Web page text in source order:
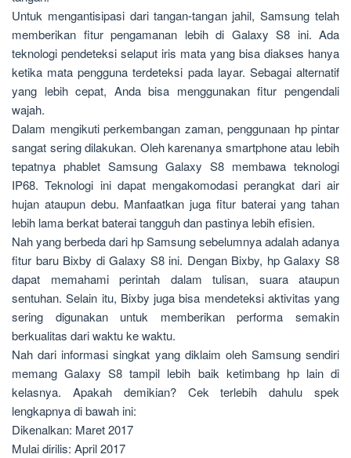
Untuk mengantisipasi dari tangan-tangan jahil, Samsung telah
memberikan fitur pengamanan lebih di Galaxy S8 ini. Ada
teknologi pendeteksi selaput iris mata yang bisa diakses hanya
ketika mata pengguna terdeteksi pada layar. Sebagai alternatif
yang lebih cepat, Anda bisa menggunakan fitur pengendali
wajah.
Dalam mengikuti perkembangan zaman, penggunaan hp pintar
sangat sering dilakukan. Oleh karenanya smartphone atau lebih
tepatnya phablet Samsung Galaxy S8 membawa teknologi
IP68. Teknologi ini dapat mengakomodasi perangkat dari air
hujan ataupun debu. Manfaatkan juga fitur baterai yang tahan
lebih lama berkat baterai tangguh dan pastinya lebih efisien.
Nah yang berbeda dari hp Samsung sebelumnya adalah adanya
fitur baru Bixby di Galaxy S8 ini. Dengan Bixby, hp Galaxy S8
dapat memahami perintah dalam tulisan, suara ataupun
sentuhan. Selain itu, Bixby juga bisa mendeteksi aktivitas yang
sering digunakan untuk memberikan performa semakin
berkualitas dari waktu ke waktu.
Nah dari informasi singkat yang diklaim oleh Samsung sendiri
memang Galaxy S8 tampil lebih baik ketimbang hp lain di
kelasnya. Apakah demikian? Cek terlebih dahulu spek
lengkapnya di bawah ini:
Dikenalkan: Maret 2017
Mulai dirilis: April 2017